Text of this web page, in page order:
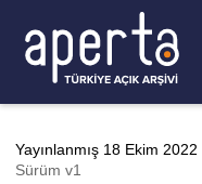
Yayınlanmış 18 Ekim 2022
Sürüm v1